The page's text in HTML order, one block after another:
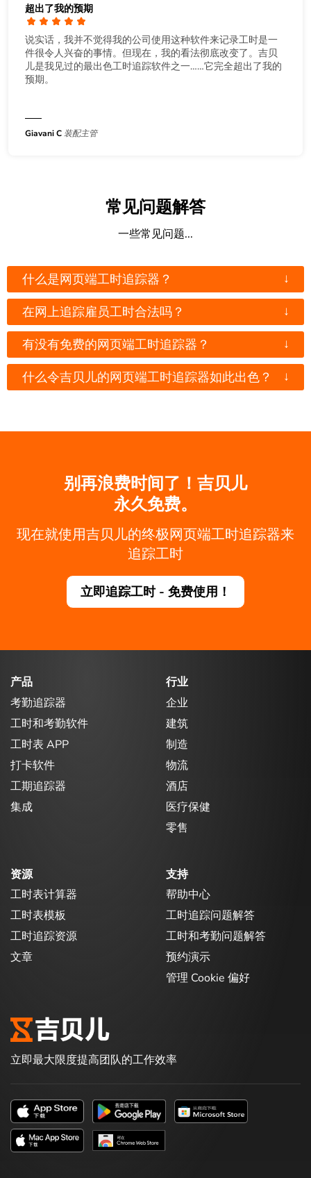
超出了我的预期
说实话，我并不觉得我的公司使用这种软件来记录工时是一
件很令人兴奋的事情。但现在，我的看法彻底改变了。吉贝
儿是我见过的最出色工时追踪软件之一……它完全超出了我的
预期。
Giavani C装配主管
常见问题解答
一些常见问题...
什么是网页端工时追踪器？ ↓
在网上追踪雇员工时合法吗？ ↓
有没有免费的网页端工时追踪器？ ↓
什么令吉贝儿的网页端工时追踪器如此出色？ ↓
别再浪费时间了！吉贝儿
永久免费。
现在就使用吉贝儿的终极网页端工时追踪器来
追踪工时
立即追踪工时 - 免费使用！
产品
考勤追踪器
工时和考勤软件
工时表 APP
打卡软件
工期追踪器
集成
行业
企业
建筑
制造
物流
酒店
医疗保健
零售
资源
工时表计算器
工时表模板
工时追踪资源
文章
支持
帮助中心
工时追踪问题解答
工时和考勤问题解答
预约演示
管理 Cookie 偏好
立即最大限度提高团队的工作效率